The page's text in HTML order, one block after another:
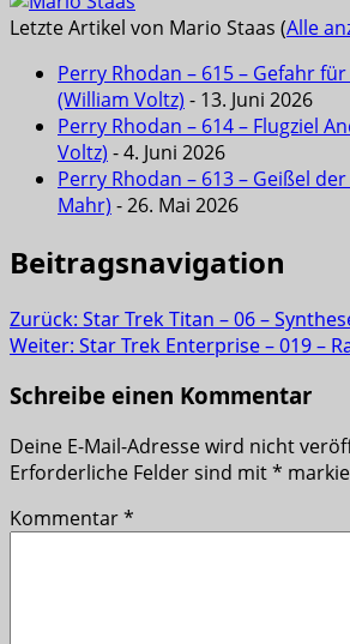
Letzte Artikel von Mario Staas (Alle
Perry Rhodan – 615 – Gefahr
(William Voltz) - 13. Juni 2026
Perry Rhodan – 614 – Flugziel
Voltz) - 4. Juni 2026
Perry Rhodan – 613 – Geißel
Mahr) - 26. Mai 2026
Beitragsnavigation
Zurück: Star Trek Titan – 06 –
Weiter: Star Trek Enterprise – 019 –
Schreibe einen Kommentar
Deine E-Mail-Adresse wird nicht
Erforderliche Felder sind mit*
Kommentar*